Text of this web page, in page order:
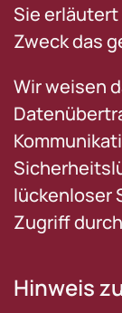
Sie
Zweck das
Wir weisen
lückenloser
Zugriff
Hinweis